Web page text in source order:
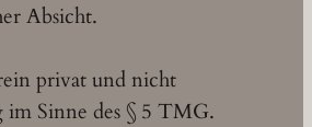
Absicht.
privat und nicht
im Sinne des § 5 TMG.